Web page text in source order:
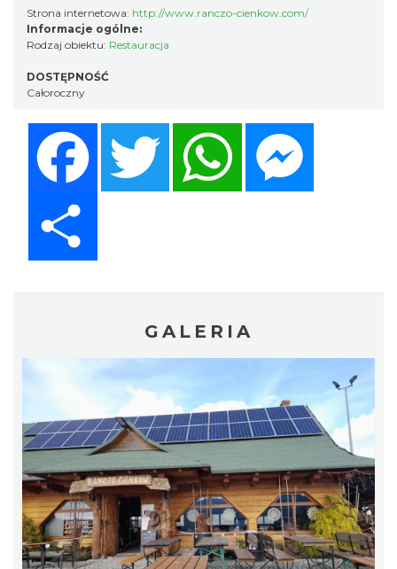
Strona internetowa: http://www.ranczo-cienkow.com/
Informacje ogólne:
Rodzaj obiektu: Restauracja
DOSTĘPNOŚĆ
Całoroczny
Twitter
GALERIA